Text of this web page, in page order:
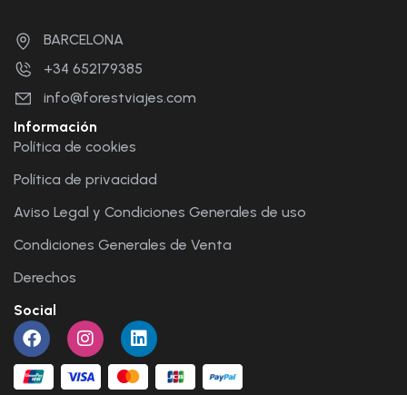
BARCELONA
+34 652179385
info@forestviajes.com
Información
Política de cookies
Política de privacidad
Aviso Legal y Condiciones Generales de uso
Condiciones Generales de Venta
Derechos
Social